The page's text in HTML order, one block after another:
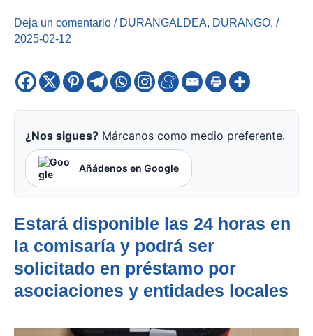
Deja un comentario / DURANGALDEA, DURANGO, /
2025-02-12
¿Nos sigues? Márcanos como medio preferente.
Añádenos en Google
Estará disponible las 24 horas en
la comisaría y podrá ser
solicitado en préstamo por
asociaciones y entidades locales